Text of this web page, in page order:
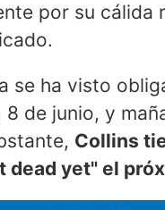
por su cálida
se ha visto
de junio, y
Collins
dead yet" el